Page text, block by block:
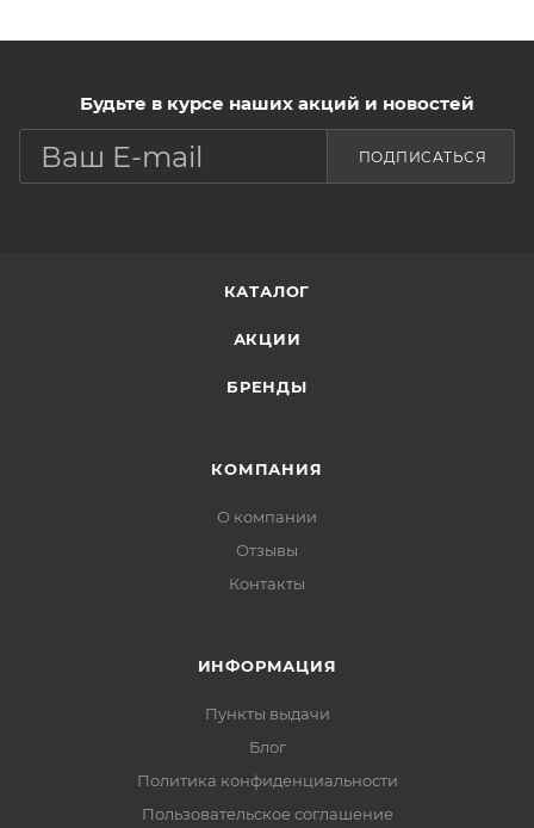
Будьте в курсе наших акций и новостей
ПОДПИСАТЬСЯ
КАТАЛОГ
АКЦИИ
БРЕНДЫ
КОМПАНИЯ
О компании
Отзывы
Контакты
ИНФОРМАЦИЯ
Пункты выдачи
Блог
Политика конфиденциальности
Пользовательское соглашение